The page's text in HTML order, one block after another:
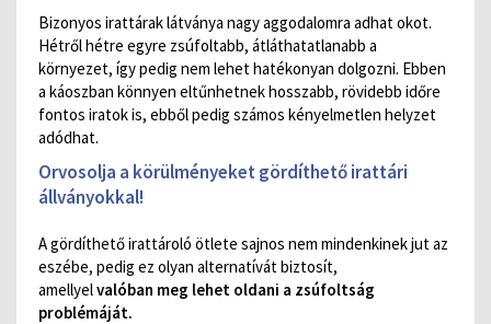
Bizonyos irattárak látványa nagy aggodalomra adhat okot.
Hétről hétre egyre zsúfoltabb, átláthatatlanabb a
környezet, így pedig nem lehet hatékonyan dolgozni. Ebben
a káoszban könnyen eltűnhetnek hosszabb, rövidebb időre
fontos iratok is, ebből pedig számos kényelmetlen helyzet
adódhat.
Orvosolja a körülményeket gördíthető irattári
állványokkal!
A gördíthető irattároló ötlete sajnos nem mindenkinek jut az
eszébe, pedig ez olyan alternatívát biztosít,
amellyelvalóban meg lehet oldani a zsúfoltság
problémáját.